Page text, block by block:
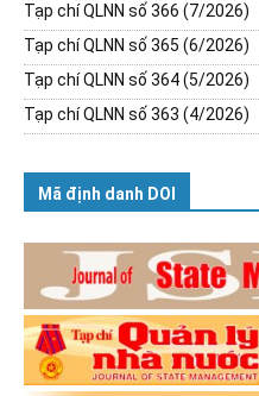
Tạp chí QLNN số 366 (7/2026)
Tạp chí QLNN số 365 (6/2026)
Tạp chí QLNN số 364 (5/2026)
Tạp chí QLNN số 363 (4/2026)
Mã định danh DOI